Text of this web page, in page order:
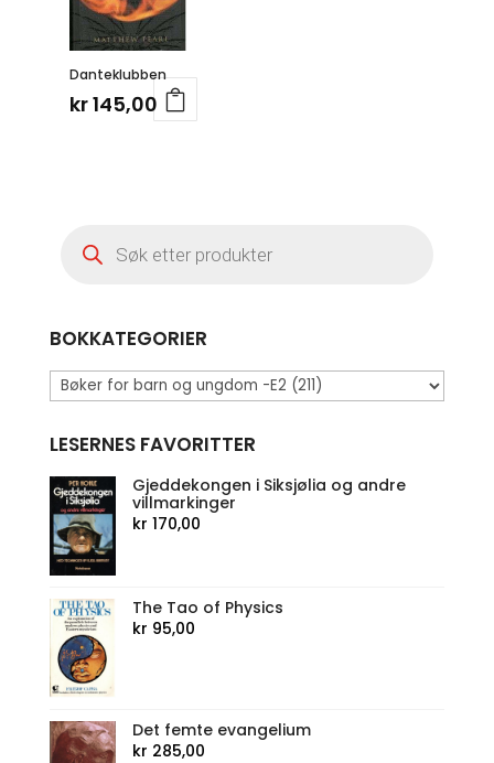
Danteklubben
kr145,00
search
BOKKATEGORIER
LESERNES FAVORITTER
Gjeddekongen i Siksjølia og andre
villmarkinger
kr 170,00
The Tao of Physics
kr 95,00
Det femte evangelium
kr 285,00